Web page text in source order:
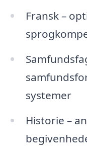
Fransk –
systemer
Historie –